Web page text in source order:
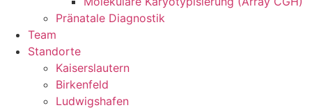
Pränatale Diagnostik
Team
Standorte
Kaiserslautern
Birkenfeld
Ludwigshafen